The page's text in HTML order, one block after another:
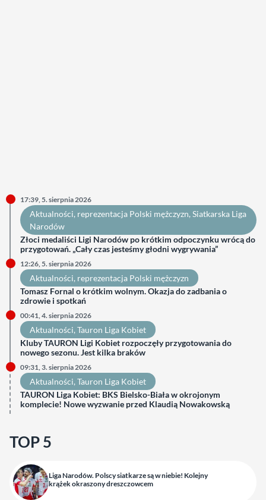
17:39, 5. sierpnia 2026
Aktualności, reprezentacja Polski mężczyzn, Siatkarska Liga
Narodów
Złoci medaliści Ligi Narodów po krótkim odpoczynku wrócą do
przygotowań. „Cały czas jesteśmy głodni wygrywania”
12:26, 5. sierpnia 2026
Aktualności, reprezentacja Polski mężczyzn
Tomasz Fornal o krótkim wolnym. Okazja do zadbania o
zdrowie i spotkań
00:41, 4. sierpnia 2026
Aktualności, Tauron Liga Kobiet
Kluby TAURON Ligi Kobiet rozpoczęły przygotowania do
nowego sezonu. Jest kilka braków
09:31, 3. sierpnia 2026
Aktualności, Tauron Liga Kobiet
TAURON Liga Kobiet: BKS Bielsko-Biała w okrojonym
komplecie! Nowe wyzwanie przed Klaudią Nowakowską
TOP 5
Liga Narodów. Polscy siatkarze są w niebie! Kolejny
krążek okraszony dreszczowcem